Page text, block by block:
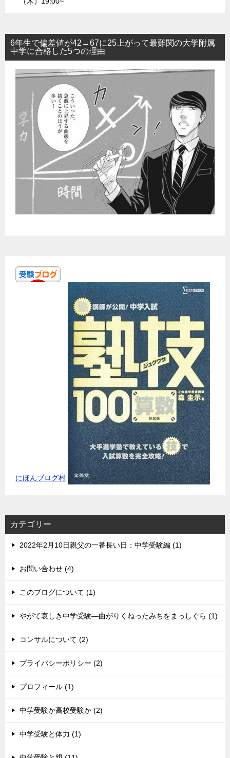
6年生で偏差値が42→67に25上がって最難関の大学附属
中学に合格した5つの理由
にほんブログ村
カテゴリー
2022年2月10日親父の一番長い日：中学受験編 (1)
お問い合わせ (4)
このブログについて (1)
やがて哀しき中学受験―曲がりくねったみちをまっしぐら (1)
コンサルについて (2)
プライバシーポリシー (2)
プロフィール (1)
中学受験か高校受験か (2)
中学受験と体力 (1)